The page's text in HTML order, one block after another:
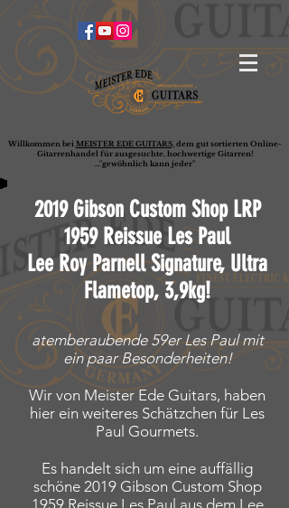
Willkommen bei MEISTER EDE GUITARS,dem gut sortierten Online-
Gitarrenhandel für ausgesuchte, hochwertige Gitarren!
..."gewöhnlich kann jeder"
2019 Gibson Custom Shop LRP
1959 Reissue Les Paul
Lee Roy Parnell Signature, Ultra
Flametop, 3,9kg!
atemberaubende 59er Les Paul mit
ein paar Besonderheiten!
Wir von Meister Ede Guitars, haben
hier ein weiteres Schätzchen für Les
Paul Gourmets.
Es handelt sich um eine auffällig
schöne 2019 Gibson Custom Shop
1959 Reissue Les Paul aus dem Lee